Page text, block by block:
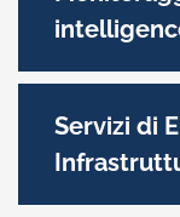
Servizi di